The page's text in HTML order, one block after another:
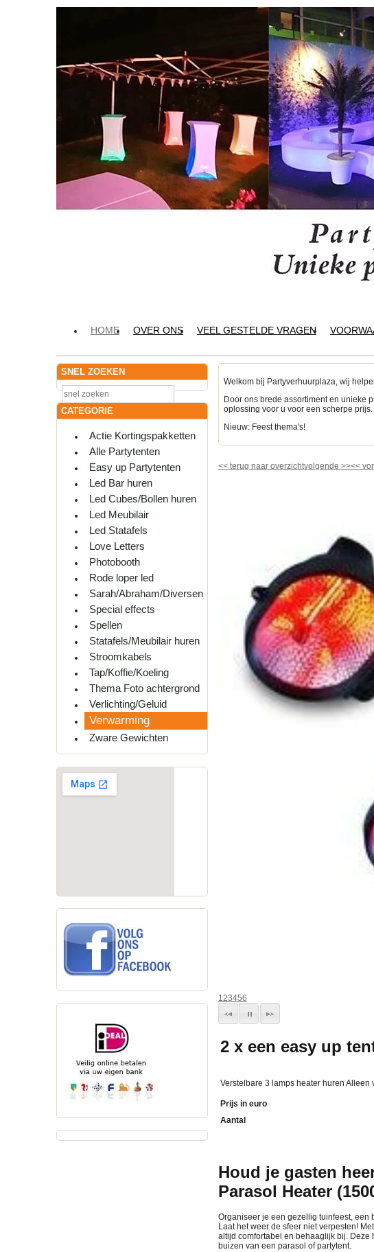
HOME OVER ONS VEEL GESTELDE VRAGEN
SNEL ZOEKEN
CATEGORIE
Actie Kortingspakketten
Alle Partytenten
Easy up Partytenten
Led Bar huren
Led Cubes/Bollen huren
Led Meubilair
Led Statafels
Love Letters
Photobooth
Rode loper led
Sarah/Abraham/Diversen
Special effects
Spellen
Statafels/Meubilair huren
Stroomkabels
Tap/Koffie/Koeling
Thema Foto achtergrond
Verlichting/Geluid
Verwarming
Zware Gewichten
Welkom bij Partyverhuurplaza, wij
Door ons brede assortiment en unieke
oplossing voor u voor een scherpe prijs.
Nieuw: Feest thema's!
<< terug naar overzichtvolgende >><<
123456
2 x een easy up
Verstelbare 3 lamps heater huren Alleen
Prijs in euro
Aantal
Houd je gasten
Parasol Heater
Organiseer je een gezellig tuinfeest, een
Laat het weer de sfeer niet verpesten!
altijd comfortabel en behaaglijk bij.
buizen van een parasol of partytent.